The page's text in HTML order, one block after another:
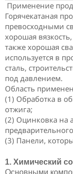
Применение
Горячекатаная
превосходными
хорошая
также хорошая
используется в
сталь,
под давлением.
Область
(1) Обработка в
отжига;
(2) Оцинковка на
(3) Панели,
1. Химический
Основными